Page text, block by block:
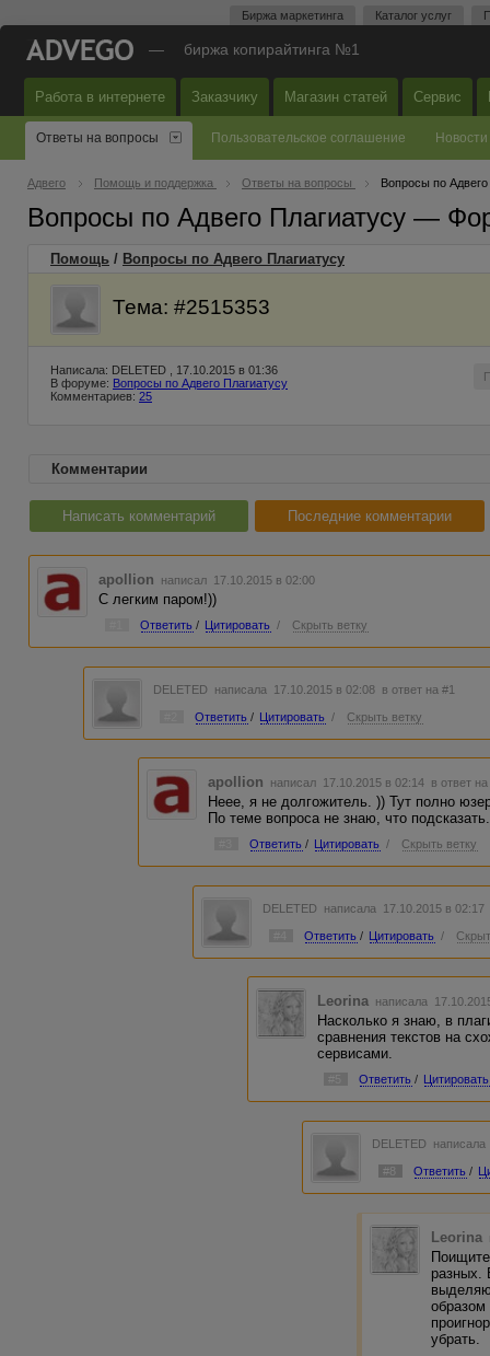
Биржа маркетинга Каталог услуг
— биржа копирайтинга №1
Работа в интернете Заказчику Магазин статей Сервис
Ответы на вопросы Пользовательское соглашение Новости
Адвего Помощь и поддержка Ответы на вопросы Вопросы по Адвего
Вопросы по Адвего Плагиатусу —
Помощь / Вопросы по Адвего Плагиатусу
Тема: #2515353
Написала: DELETED , 17.10.2015 в 01:36
В форуме: Вопросы по Адвего Плагиатусу
Комментариев: 25
Комментарии
Написать комментарий Последние комментарии
apollion написал 17.10.2015 в 02:00
С легким паром!))
Ответить / Цитировать / Скрыть ветку
DELETED написала 17.10.2015 в 02:08 в ответ на #1
Ответить / Цитировать / Скрыть ветку
apollion написал 17.10.2015 в 02:14 в ответ
Неее, я не долгожитель. )) Тут полно
По теме вопроса не знаю, что
Ответить / Цитировать / Скрыть ветку
DELETED написала 17.10.2015 в
Ответить / Цитировать /
Leorina написала
Насколько я знаю, в
сравнения текстов на
сервисами.
Ответить / Цитировать
DELETED
#8 Ответить /
Leorina
Поищите
разных.
образом
убрать.